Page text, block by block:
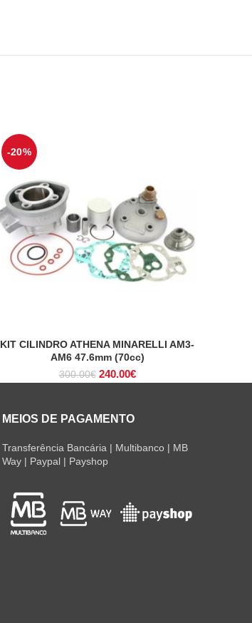
-20%
ADICIONAR
KIT CILINDRO ATHENA MINARELLI AM3-
AM6 47.6mm (70cc)
300.00€ O
preço
era:
240.00€O
preço
MEIOS DE PAGAMENTO
Transferência Bancária | Multibanco | MB
Way | Paypal | Payshop